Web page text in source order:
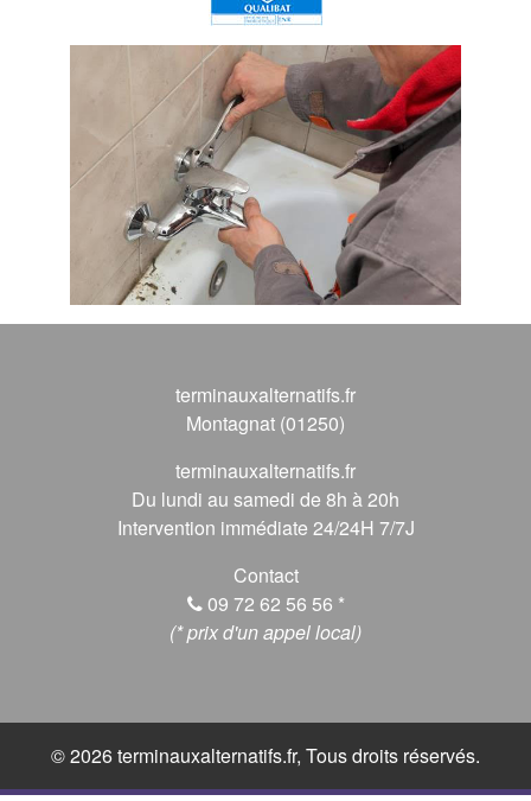
terminauxalternatifs.fr
Montagnat (01250)
terminauxalternatifs.fr
Du lundi au samedi de 8h à 20h
Intervention immédiate 24/24H 7/7J
Contact
09 72 62 56 56 *
(* prix d'un appel local)
© 2026 terminauxalternatifs.fr, Tous droits réservés.